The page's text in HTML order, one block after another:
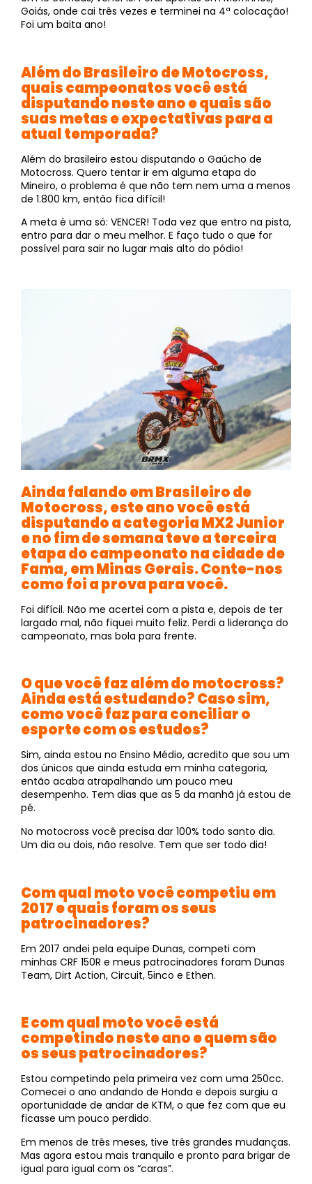
Goiás, onde cai três vezes e terminei na 4ª colocação!
Foi um baita ano!
Além do Brasileiro de Motocross,
quais campeonatos você está
disputando neste ano e quais são
suas metas e expectativas para a
atual temporada?
Além do brasileiro estou disputando o Gaúcho de
Motocross. Quero tentar ir em alguma etapa do
Mineiro, o problema é que não tem nem uma a menos
de 1.800 km, então fica difícil!
A meta é uma só: VENCER! Toda vez que entro na pista,
entro para dar o meu melhor. E faço tudo o que for
possível para sair no lugar mais alto do pódio!
Ainda falando em Brasileiro de
Motocross, este ano você está
disputando a categoria MX2 Junior
e no fim de semana teve a terceira
etapa do campeonato na cidade de
Fama, em Minas Gerais. Conte-nos
como foi a prova para você.
Foi difícil. Não me acertei com a pista e, depois de ter
largado mal, não fiquei muito feliz. Perdi a liderança do
campeonato, mas bola para frente.
O que você faz além do motocross?
Ainda está estudando? Caso sim,
como você faz para conciliar o
esporte com os estudos?
Sim, ainda estou no Ensino Médio, acredito que sou um
dos únicos que ainda estuda em minha categoria,
então acaba atrapalhando um pouco meu
desempenho. Tem dias que as 5 da manhã já estou de
pé.
No motocross você precisa dar 100% todo santo dia.
Um dia ou dois, não resolve. Tem que ser todo dia!
Com qual moto você competiu em
2017 e quais foram os seus
patrocinadores?
Em 2017 andei pela equipe Dunas, competi com
minhas CRF 150R e meus patrocinadores foram Dunas
Team, Dirt Action, Circuit, 5inco e Ethen.
E com qual moto você está
competindo neste ano e quem são
os seus patrocinadores?
Estou competindo pela primeira vez com uma 250cc.
Comecei o ano andando de Honda e depois surgiu a
oportunidade de andar de KTM, o que fez com que eu
ficasse um pouco perdido.
Em menos de três meses, tive três grandes mudanças.
Mas agora estou mais tranquilo e pronto para brigar de
igual para igual com os “caras”.